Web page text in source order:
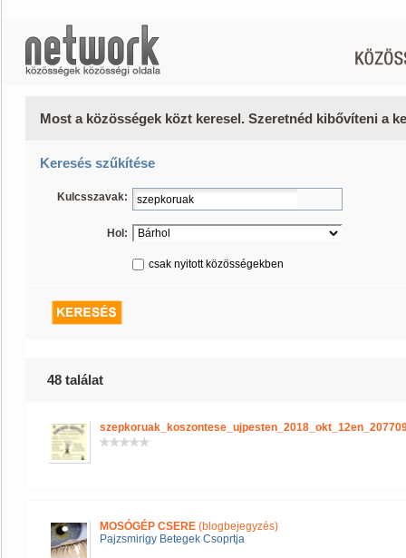
Most a közösségek közt keresel. Szeretnéd kibővíteni a
Keresés szűkítése
Kulcsszavak:
Hol:
csak nyitott közösségekben
48 találat
MOSÓGÉP CSERE (blogbejegyzés)
Pajzsmirigy Betegek Csoprtja